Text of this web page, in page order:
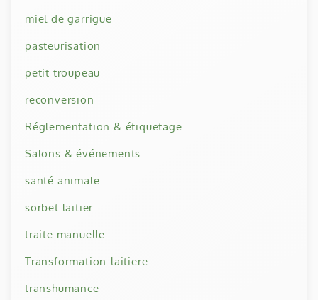
miel de garrigue
pasteurisation
petit troupeau
reconversion
Réglementation & étiquetage
Salons & événements
santé animale
sorbet laitier
traite manuelle
Transformation-laitiere
transhumance